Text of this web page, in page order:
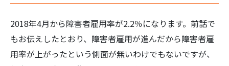
検
索:
2018年4月から障害者雇用率が2.2％になります。前話で
もお伝えしたとおり、障害者雇用が進んだから障害者雇
用率が上がったという側面が無いわけでもないですが、